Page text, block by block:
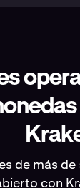
de más
con